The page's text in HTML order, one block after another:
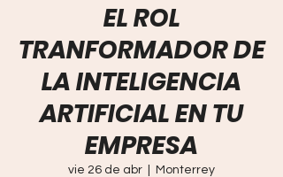
EL ROL
TRANFORMADOR DE
LA INTELIGENCIA
ARTIFICIAL EN TU
EMPRESA
vie 26 de abr Monterrey